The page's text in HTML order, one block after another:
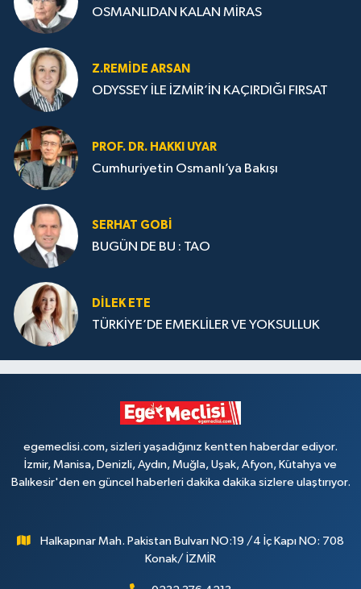
OSMANLIDAN KALAN MİRAS
Z.REMIDE ARSAN
ODYSSEY İLE İZMİR’İN KAÇIRDIĞI FIRSAT
PROF. DR. HAKKI UYAR
Cumhuriyetin Osmanlı’ya Bakışı
SERHAT GOBİ
BUGÜN DE BU : TAO
DILEK ETE
TÜRKİYE’DE EMEKLİLER VE YOKSULLUK
egemeclisi.com, sizleri yaşadığınız kentten haberdar ediyor.
İzmir, Manisa, Denizli, Aydın, Muğla, Uşak, Afyon, Kütahya ve
Balıkesir'den en güncel haberleri dakika dakika sizlere ulaştırıyor.
Halkapınar Mah. Pakistan Bulvarı NO:19 /4 İç Kapı NO: 708
Konak/ İZMİR